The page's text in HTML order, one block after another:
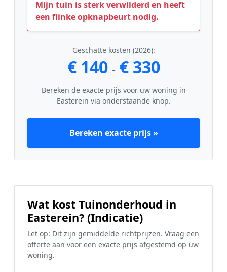
Mijn tuin is sterk verwilderd en heeft
een flinke opknapbeurt nodig.
Geschatte kosten (2026):
€ 140 - € 330
Bereken de exacte prijs voor uw woning in
Easterein via onderstaande knop.
Bereken exacte prijs »
Wat kost Tuinonderhoud in
Easterein? (Indicatie)
Let op: Dit zijn gemiddelde richtprijzen. Vraag een
offerte aan voor een exacte prijs afgestemd op uw
woning.